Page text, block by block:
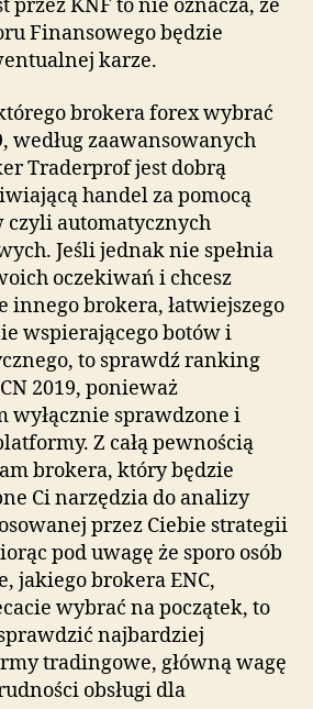
KNF to nie oznacza, że
Finansowego będzie
karze.
brokera forex wybrać
według zaawansowanych
Traderprof jest dobrą
handel za pomocą
czyli automatycznych
Jeśli jednak nie spełnia
oczekiwań i chcesz
innego brokera, łatwiejszego
wspierającego botów i
to sprawdź ranking
2019, ponieważ
wyłącznie sprawdzone i
Z całą pewnością
brokera, który będzie
Ci narzędzia do analizy
przez Ciebie strategii
pod uwagę że sporo osób
jakiego brokera ENC,
wybrać na początek, to
najbardziej
tradingowe, główną wagę
obsługi dla